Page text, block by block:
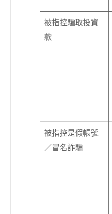
被指控騙取投資
款
被指控是假帳號
／冒名詐騙